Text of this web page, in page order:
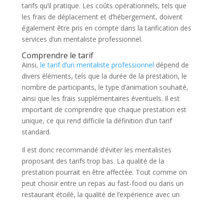
tarifs qu’il pratique. Les coûts opérationnels, tels que
les frais de déplacement et d’hébergement, doivent
également être pris en compte dans la tarification des
services d’un mentaliste professionnel.
Comprendre le tarif
Ainsi, le tarif d’un mentaliste professionnel dépend de
divers éléments, tels que la durée de la prestation, le
nombre de participants, le type d’animation souhaité,
ainsi que les frais supplémentaires éventuels. Il est
important de comprendre que chaque prestation est
unique, ce qui rend difficile la définition d’un tarif
standard.
Il est donc recommandé d’éviter les mentalistes
proposant des tarifs trop bas. La qualité de la
prestation pourrait en être affectée. Tout comme on
peut choisir entre un repas au fast-food ou dans un
restaurant étoilé, la qualité de l’expérience avec un